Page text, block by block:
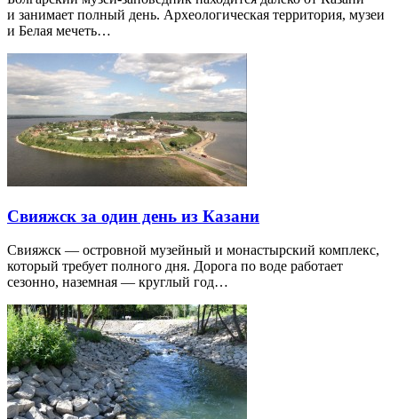
и занимает полный день. Археологическая территория, музеи
и Белая мечеть…
Свияжск за один день из Казани
Свияжск — островной музейный и монастырский комплекс,
который требует полного дня. Дорога по воде работает
сезонно, наземная — круглый год…